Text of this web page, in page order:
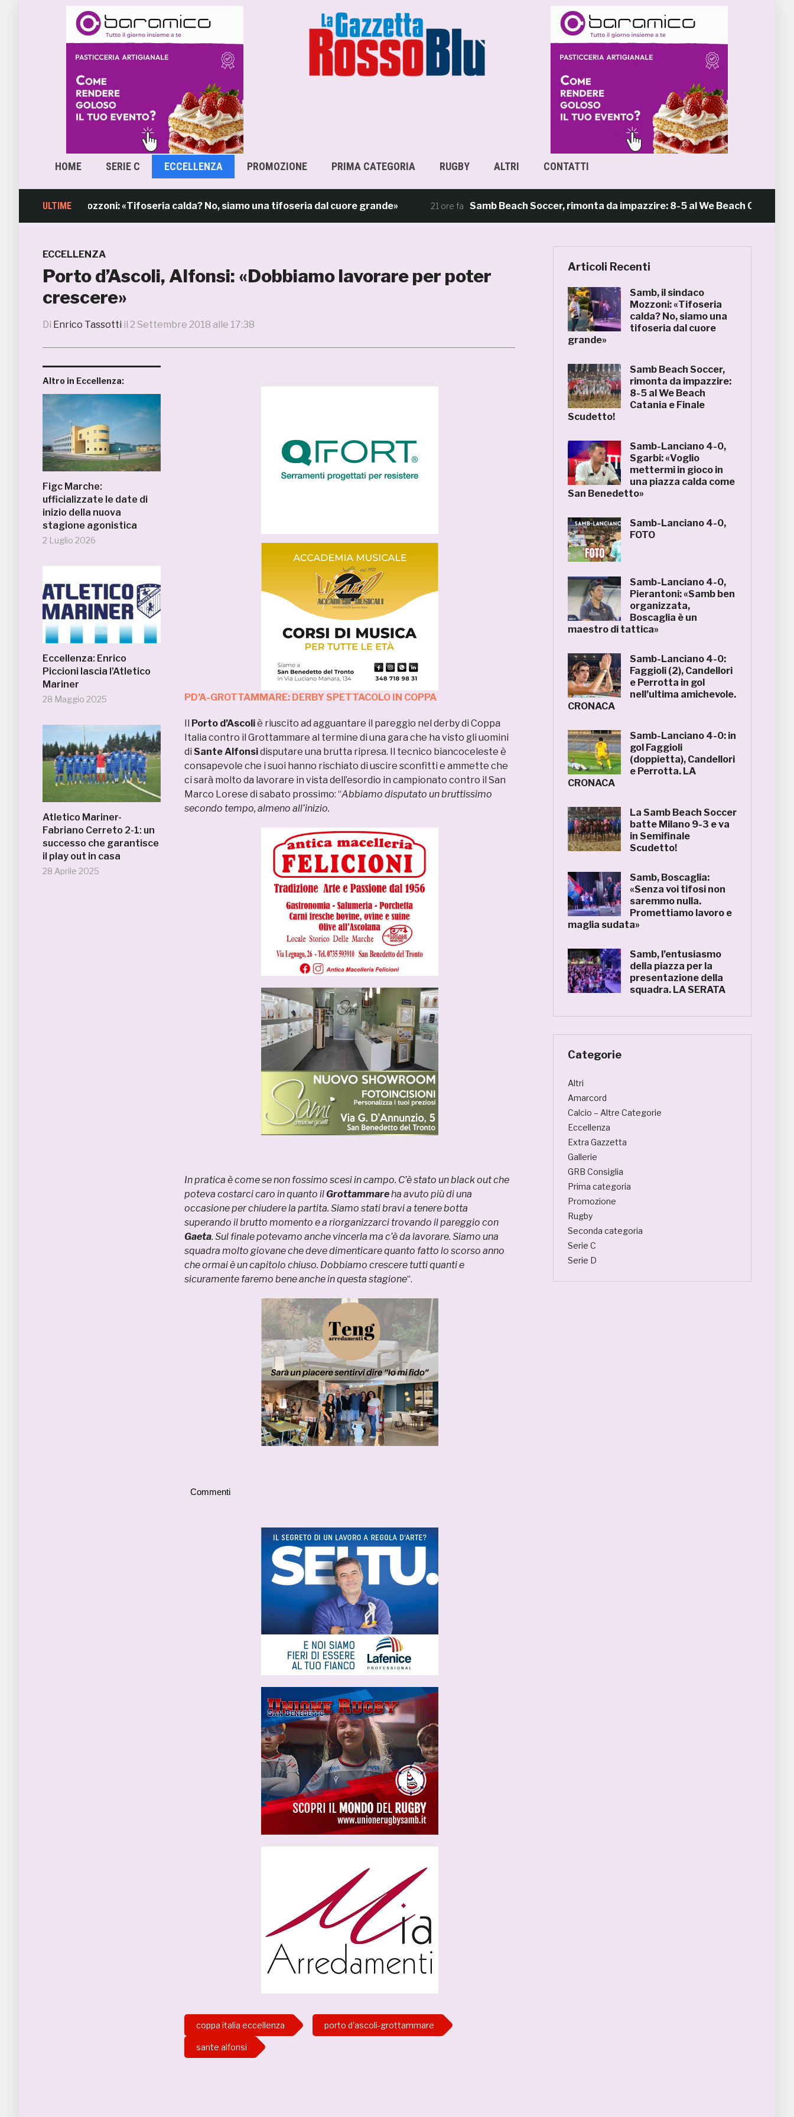
HOME SERIE C ECCELLENZA PROMOZIONE PRIMA CATEGORIA RUGBY ALTRI CONTATTI
ULTIME
il sindaco Mozzoni: «Tifoseria calda? No, siamo una tifoseria dal cuore grande» 21 ore fa Samb Beach Soccer, rimonta da impazzire: 8-5 al We Beach Catania e
ECCELLENZA
Porto d’Ascoli, Alfonsi: «Dobbiamo lavorare per poter
crescere»
Di Enrico Tassotti il 2 Settembre 2018 alle 17:38
Altro in Eccellenza:
Figc Marche:
ufficializzate le date di
inizio della nuova
stagione agonistica
2 Luglio 2026
Eccellenza: Enrico
Piccioni lascia l’Atletico
Mariner
28 Maggio 2025
Atletico Mariner-
Fabriano Cerreto 2-1: un
successo che garantisce
il play out in casa
28 Aprile 2025
PD’A-GROTTAMMARE: DERBY SPETTACOLO IN COPPA
Il Porto d’Ascoliè riuscito ad agguantare il pareggio nel derby di Coppa
Italia contro il Grottammare al termine di una gara che ha visto gli uomini
di Sante Alfonsidisputare una brutta ripresa. Il tecnico biancoceleste è
consapevole che i suoi hanno rischiato di uscire sconfitti e ammette che
ci sarà molto da lavorare in vista dell’esordio in campionato contro il San
Marco Lorese di sabato prossimo: “Abbiamo disputato un bruttissimo
secondo tempo, almeno all’inizio.
In pratica è come se non fossimo scesi in campo. C’è stato un black out che
poteva costarci caro in quanto il Grottammareha avuto più di una
occasione per chiudere la partita. Siamo stati bravi a tenere botta
superando il brutto momento e a riorganizzarci trovando il pareggio con
Gaeta. Sul finale potevamo anche vincerla ma c’è da lavorare. Siamo una
squadra molto giovane che deve dimenticare quanto fatto lo scorso anno
che ormai è un capitolo chiuso. Dobbiamo crescere tutti quanti e
sicuramente faremo bene anche in questa stagione“.
Commenti
coppa italia eccellenza porto d'ascoli-grottammare
sante alfonsi
Articoli Recenti
Samb, il sindaco
Mozzoni: «Tifoseria
calda? No, siamo una
tifoseria dal cuore
grande»
Samb Beach Soccer,
rimonta da impazzire:
8-5 al We Beach
Catania e Finale
Scudetto!
Samb-Lanciano 4-0,
Sgarbi: «Voglio
mettermi in gioco in
una piazza calda come
San Benedetto»
Samb-Lanciano 4-0,
FOTO
Samb-Lanciano 4-0,
Pierantoni: «Samb ben
organizzata,
Boscaglia è un
maestro di tattica»
Samb-Lanciano 4-0:
Faggioli (2), Candellori
e Perrotta in gol
nell’ultima amichevole.
CRONACA
Samb-Lanciano 4-0: in
gol Faggioli
(doppietta), Candellori
e Perrotta. LA
CRONACA
La Samb Beach Soccer
batte Milano 9-3 e va
in Semifinale
Scudetto!
Samb, Boscaglia:
«Senza voi tifosi non
saremmo nulla.
Promettiamo lavoro e
maglia sudata»
Samb, l’entusiasmo
della piazza per la
presentazione della
squadra. LA SERATA
Categorie
Altri
Amarcord
Calcio – Altre Categorie
Eccellenza
Extra Gazzetta
Gallerie
GRB Consiglia
Prima categoria
Promozione
Rugby
Seconda categoria
Serie C
Serie D